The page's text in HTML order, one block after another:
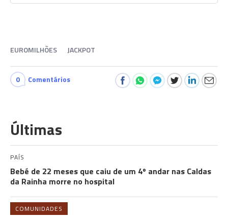
EUROMILHÕES JACKPOT
0 Comentários
Últimas
PAÍS
Bebé de 22 meses que caiu de um 4º andar nas Caldas
da Rainha morre no hospital
COMUNIDADES